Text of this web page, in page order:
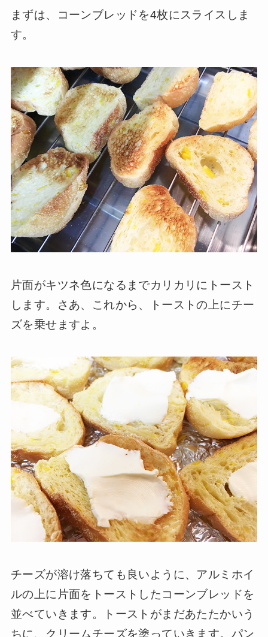
まずは、コーンブレッドを4枚にスライスしま
す。
片面がキツネ色になるまでカリカリにトースト
します。さあ、これから、トーストの上にチー
ズを乗せますよ。
チーズが溶け落ちても良いように、アルミホイ
ルの上に片面をトーストしたコーンブレッドを
並べていきます。トーストがまだあたたかいう
ちに、クリームチーズを塗っていきます。パン